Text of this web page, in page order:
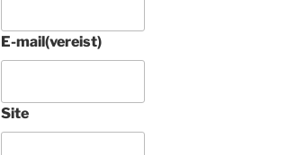
E-mail(vereist)
Site